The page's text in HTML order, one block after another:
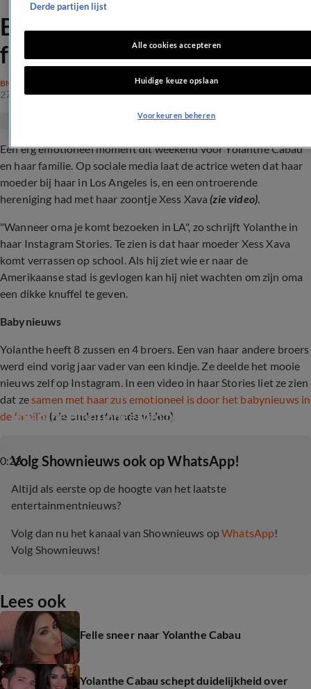
Emotioneel moment voor
familie Yolanthe Cabau
BN'ERS
27 jan 2024, 21:53
Een erg emotioneel moment dit weekend voor Yolanthe Cabau
en haar familie. Op sociale media laat de actrice weten dat haar
moeder bij haar in Los Angeles is, en een ontroerende
hereniging had met haar zoontje Xess Xava(zie video).
"Wanneer oma je komt bezoeken in LA", zo schrijft Yolanthe in
haar Instagram Stories. Te zien is dat haar moeder Xess Xava
komt verrassen op school. Als hij ziet wie er naar de
Amerikaanse stad is gevlogen kan hij niet wachten om zijn oma
een dikke knuffel te geven.
Babynieuws
Yolanthe heeft 8 zussen en 4 broers. Een van haar andere broers
werd eind vorig jaar vader van een kindje. Ze deelde het mooie
nieuws zelf op Instagram. In een video in haar Stories liet ze zien
dat zesamen met haar zus emotioneel is door het babynieuws in
de familie (zie onderstaande video).
0:23
Yolanthe emotioneel om prachtig babynieuws
‎Volg Shownieuws ook op WhatsApp!
Altijd als eerste op de hoogte van het laatste
entertainmentnieuws?
Volg dan nu het kanaal van Shownieuws opWhatsApp!
Volg Shownieuws!
Lees ook
Felle sneer naar Yolanthe Cabau
Yolanthe Cabau schept duidelijkheid over
Derde partijen lijst
Alle cookies accepteren
Huidige keuze opslaan
Voorkeuren beheren